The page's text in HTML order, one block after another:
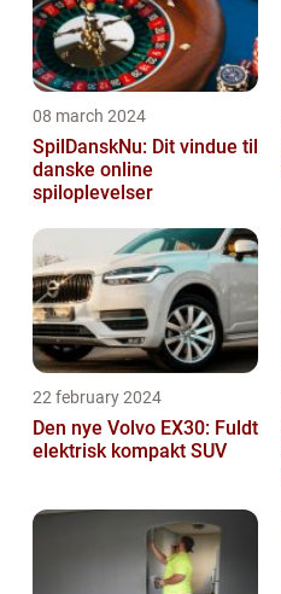
08 march 2024
SpilDanskNu: Dit vindue til
danske online
spiloplevelser
22 february 2024
Den nye Volvo EX30: Fuldt
elektrisk kompakt SUV